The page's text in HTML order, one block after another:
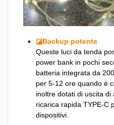
◪Backup potente
Queste luci da tenda
power bank in pochi
batteria integrata da
per 5-12 ore quando è
inoltre dotati di uscita di
ricarica rapida TYPE-C
dispositivi.